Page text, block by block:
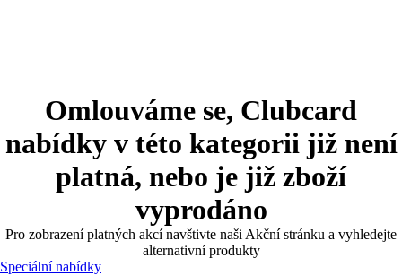
Omlouváme se, Clubcard
nabídky v této kategorii již není
platná, nebo je již zboží
vyprodáno
Pro zobrazení platných akcí navštivte naši Akční stránku a vyhledejte
alternativní produkty
Speciální nabídky